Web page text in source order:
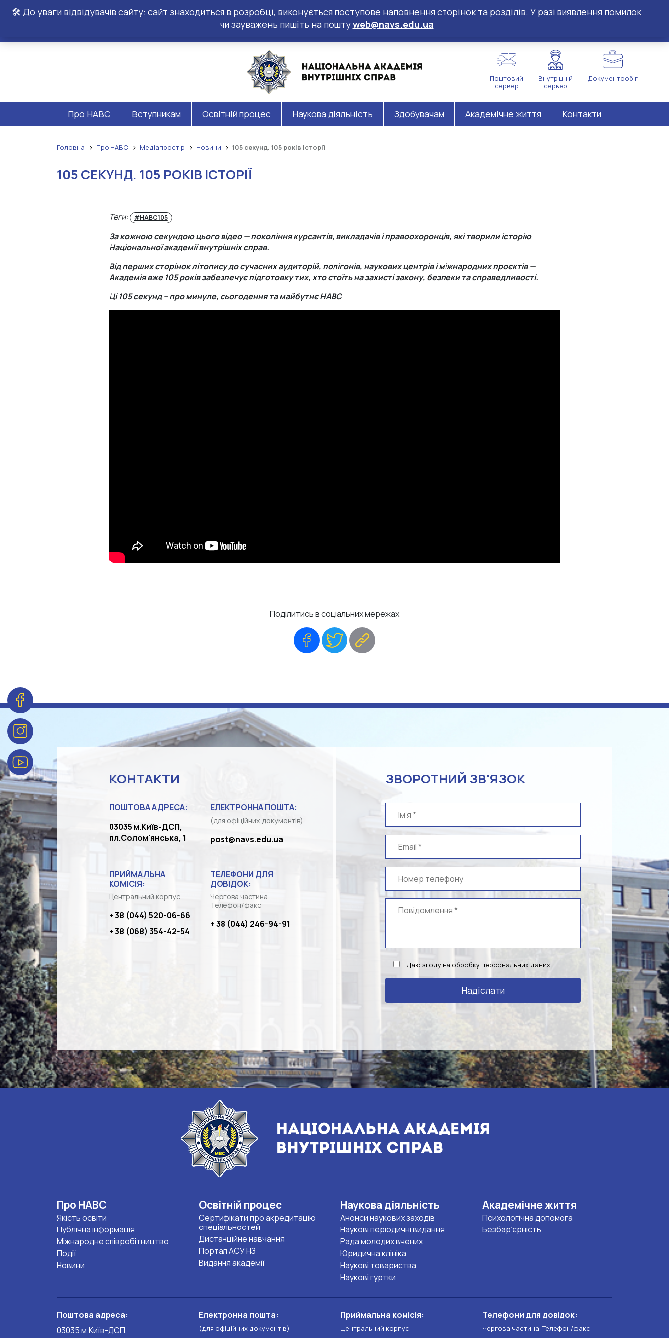
🛠️ До уваги відвідувачів сайту: сайт знаходиться в розробці, виконується поступове наповнення сторінок та розділів. У разі виявлення помилок
чи зауважень пишіть на поштуweb@navs.edu.ua
Поштовий
сервер
Внутрішній
сервер
Документообіг
Про НАВС Вступникам Освітній процес Наукова діяльність Здобувачам Академічне життя Контакти
Головна Про НАВС Медіапростір Новини 105 секунд. 105 років історії
105 СЕКУНД. 105 РОКІВ ІСТОРІЇ
Теги: #НАВС105
За кожною секундою цього відео — покоління курсантів, викладачів і правоохоронців, які творили історію
Національної академії внутрішніх справ.
Від перших сторінок літопису до сучасних аудиторій, полігонів, наукових центрів і міжнародних проєктів —
Академія вже 105 років забезпечує підготовку тих, хто стоїть на захисті закону, безпеки та справедливості.
Ці 105 секунд – про минуле, сьогодення та майбутнє НАВС
Поділитись в соціальних мережах
FacebookTwitter
КОНТАКТИ
ПОШТОВА АДРЕСА:
03035 м.Київ-ДСП,
пл.Солом'янська, 1
ЕЛЕКТРОННА ПОШТА:
(для офіційних документів)
post@navs.edu.ua
ПРИЙМАЛЬНА
КОМІСІЯ:
Центральний корпус
+ 38 (044) 520-06-66
+ 38 (068) 354-42-54
ТЕЛЕФОНИ ДЛЯ
ДОВІДОК:
Чергова частина.
Телефон/факс
+ 38 (044) 246-94-91
ЗВОРОТНИЙ ЗВ'ЯЗОК
Даю згоду на обробку персональних даних
Про НАВС
Якість освіти
Публічна інформація
Міжнародне співробітництво
Події
Новини
Освітній процес
Сертифікати про акредитацію
спеціальностей
Дистанційне навчання
Портал АСУ НЗ
Видання академії
Наукова діяльність
Анонси наукових заходів
Наукові періодичні видання
Рада молодих вчених
Юридична клініка
Наукові товариства
Наукові гуртки
Академічне життя
Психологічна допомога
Безбар’єрність
Поштова адреса:
03035 м.Київ-ДСП,
Електронна пошта:
(для офіційних документів)
Приймальна комісія:
Центральний корпус
Телефони для довідок:
Чергова частина. Телефон/факс